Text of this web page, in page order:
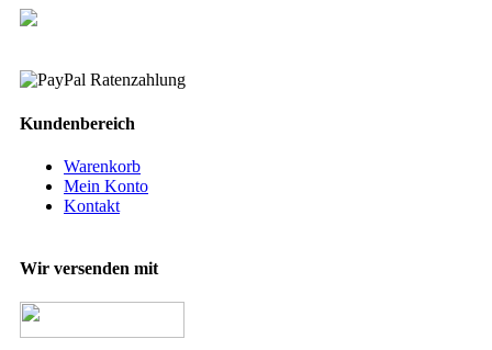
Kundenbereich
Warenkorb
Mein Konto
Kontakt
Wir versenden mit